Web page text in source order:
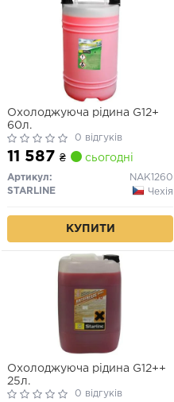
Охолоджуюча рідина G12+
60л.
0 відгуків
11 587 ₴ сьогодні
Артикул:
NAK1260
STARLINE
Чехія
КУПИТИ
Охолоджуюча рідина G12++
25л.
0 відгуків